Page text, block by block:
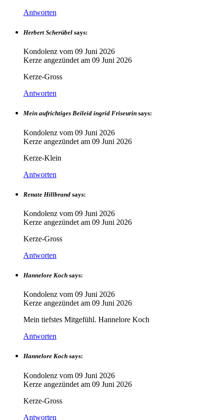
Antworten
Herbert Scherübel says:
Kondolenz vom 09 Juni 2026
Kerze angezündet am 09 Juni 2026
Kerze-Gross
Antworten
Mein aufrichtiges Beileid ingrid Friseurin says:
Kondolenz vom 09 Juni 2026
Kerze angezündet am 09 Juni 2026
Kerze-Klein
Antworten
Renate Hillbrand says:
Kondolenz vom 09 Juni 2026
Kerze angezündet am 09 Juni 2026
Kerze-Gross
Antworten
Hannelore Koch says:
Kondolenz vom 09 Juni 2026
Kerze angezündet am 09 Juni 2026
Mein tiefstes Mitgefühl. Hannelore Koch
Antworten
Hannelore Koch says:
Kondolenz vom 09 Juni 2026
Kerze angezündet am 09 Juni 2026
Kerze-Gross
Antworten